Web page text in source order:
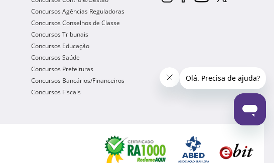
Concursos Agências Reguladoras
Concursos Conselhos de Classe
Concursos Tribunais
Concursos Educação
Concursos Saúde
Concursos Prefeituras
Concursos Bancários/Financeiros
Concursos Fiscais